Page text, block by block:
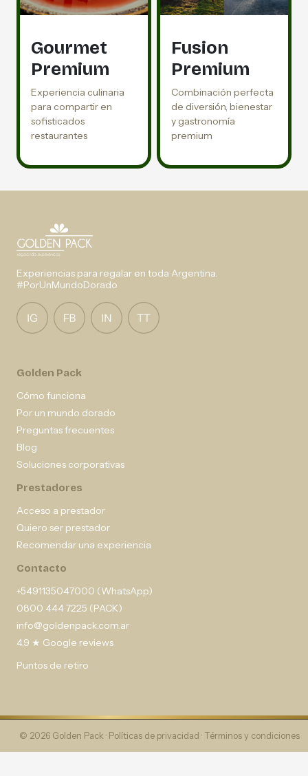
Gourmet
Premium
Experiencia culinaria
para compartir en
sofisticados
restaurantes
Fusion
Premium
Combinación perfecta
de diversión, bienestar
y gastronomía
premium
Experiencias para regalar en toda Argentina.
#PorUnMundoDorado
Golden Pack
Cómo funciona
Por un mundo dorado
Preguntas frecuentes
Blog
Soluciones corporativas
Prestadores
Acceso a prestador
Quiero ser prestador
Recomendar una experiencia
Contacto
+5491135047000 (WhatsApp)
0800 444 7225 (PACK)
info@goldenpack.com.ar
4,9 ★ Google reviews
Puntos de retiro
© 2026 Golden Pack · Políticas de privacidad · Términos y condiciones